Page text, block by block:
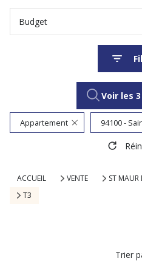
Budget
Voir les 3
Appartement 94100 -
ACCUEIL VENTE ST MAUR
T3
Trier